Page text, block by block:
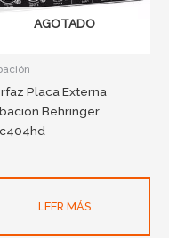
AGOTADO
Placa Externa
Behringer
LEER MÁS